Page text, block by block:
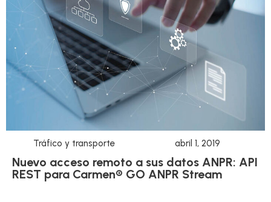
Tráfico y transporte abril 1, 2019
Nuevo acceso remoto a sus datos ANPR: API
REST para Carmen® GO ANPR Stream